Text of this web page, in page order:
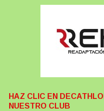
HAZ CLIC EN
NUESTRO CLUB